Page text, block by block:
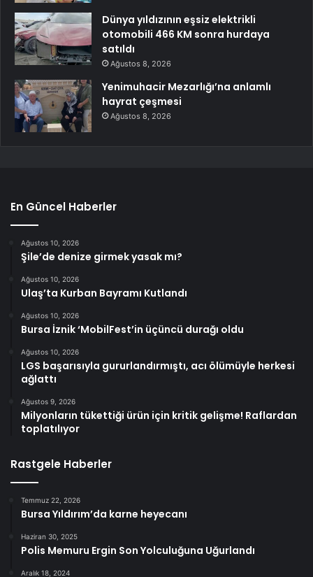
Dünya yıldızının eşsiz elektrikli
otomobili 466 KM sonra hurdaya
satıldı
Ağustos 8, 2026
Yenimuhacir Mezarlığı’na anlamlı
hayrat çeşmesi
Ağustos 8, 2026
En Güncel Haberler
Ağustos 10, 2026
Şile’de denize girmek yasak mı?
Ağustos 10, 2026
Ulaş’ta Kurban Bayramı Kutlandı
Ağustos 10, 2026
Bursa İznik ‘MobilFest’in üçüncü durağı oldu
Ağustos 10, 2026
LGS başarısıyla gururlandırmıştı, acı ölümüyle herkesi
ağlattı
Ağustos 9, 2026
Milyonların tükettiği ürün için kritik gelişme! Raflardan
toplatılıyor
Rastgele Haberler
Temmuz 22, 2026
Bursa Yıldırım’da karne heyecanı
Haziran 30, 2025
Polis Memuru Ergin Son Yolculuğuna Uğurlandı
Aralık 18, 2024